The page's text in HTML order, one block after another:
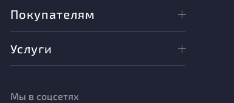
Покупателям
Услуги
Мы в соцсетях